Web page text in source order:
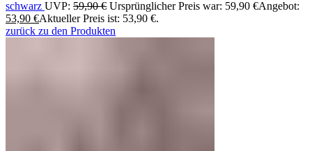
schwarz UVP: 59,90€ Ursprünglicher Preis war: 59,90 €Angebot:
53,90 €Aktueller Preis ist: 53,90 €.
zurück zu den Produkten